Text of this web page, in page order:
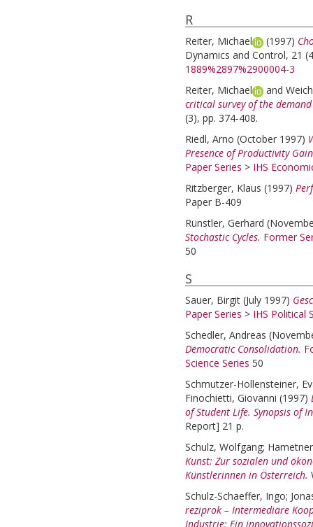
R
Reiter, Michael (1997)
Dynamics and Control, 21
1889%2897%2900004-3
Reiter, Michael
and
critical survey of the
(3), pp. 374-408.
Riedl, Arno (October 1997)
Presence of Productivity
Paper Series > IHS
Ritzberger, Klaus (1997)
Paper B-409
Rünstler, Gerhard
Stochastic Cycles. Former
50
S
Sauer, Birgit (July 1997)
Paper Series > IHS Political
Schedler, Andreas
Democratic Consolidation.
Science Series 50
Schmutzer-Hollensteiner,
Finochietti, Giovanni (1997)
of Student Life. Synopsis of
Report] 21 p.
Schulz, Wolfgang;
Kunst: Zur sozialen und
Künstlerinnen in Österreich.
Schulz-Schaeffer, Ingo;
reziprok – Intermediäre
Industrie: Ein